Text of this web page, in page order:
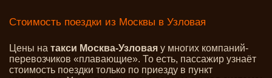
Стоимость поездки из Москвы в Узловая
Цены на такси Москва-Узловая у многих компаний-
перевозчиков «плавающие». То есть, пассажир узнаёт
стоимость поездки только по приезду в пункт